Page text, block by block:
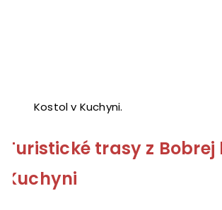
Kostol v Kuchyni.
Turistické trasy z
Kuchyni